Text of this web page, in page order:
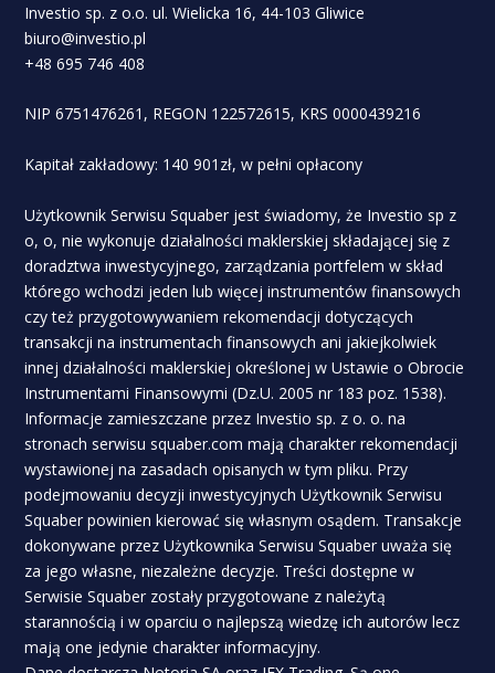
Investio sp. z o.o. ul. Wielicka 16, 44-103 Gliwice
biuro@investio.pl
+48 695 746 408
NIP 6751476261, REGON 122572615, KRS 0000439216
Kapitał zakładowy: 140 901zł, w pełni opłacony
Użytkownik Serwisu Squaber jest świadomy, że Investio sp z
o, o, nie wykonuje działalności maklerskiej składającej się z
doradztwa inwestycyjnego, zarządzania portfelem w skład
którego wchodzi jeden lub więcej instrumentów finansowych
czy też przygotowywaniem rekomendacji dotyczących
transakcji na instrumentach finansowych ani jakiejkolwiek
innej działalności maklerskiej określonej w Ustawie o Obrocie
Instrumentami Finansowymi (Dz.U. 2005 nr 183 poz. 1538).
Informacje zamieszczane przez Investio sp. z o. o. na
stronach serwisu squaber.com mają charakter rekomendacji
wystawionej na zasadach opisanych w tym pliku. Przy
podejmowaniu decyzji inwestycyjnych Użytkownik Serwisu
Squaber powinien kierować się własnym osądem. Transakcje
dokonywane przez Użytkownika Serwisu Squaber uważa się
za jego własne, niezależne decyzje. Treści dostępne w
Serwisie Squaber zostały przygotowane z należytą
starannością i w oparciu o najlepszą wiedzę ich autorów lecz
mają one jedynie charakter informacyjny.